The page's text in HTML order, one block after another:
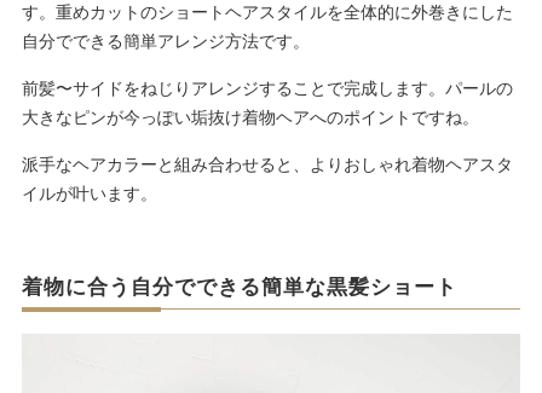
す。重めカットのショートヘアスタイルを全体的に外巻きにした
自分でできる簡単アレンジ方法です。
前髪〜サイドをねじりアレンジすることで完成します。パールの
大きなピンが今っぽい垢抜け着物ヘアへのポイントですね。
派手なヘアカラーと組み合わせると、よりおしゃれ着物ヘアスタ
イルが叶います。
着物に合う自分でできる簡単な黒髪ショート